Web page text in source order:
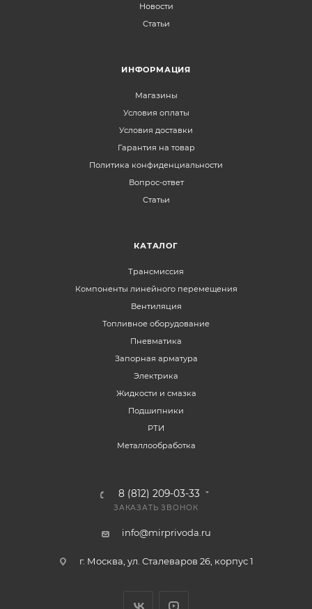
Новости
Статьи
ИНФОРМАЦИЯ
Магазины
Условия оплаты
Условия доставки
Гарантия на товар
Политика конфиденциальности
Вопрос-ответ
Статьи
КАТАЛОГ
Трансмиссия
Компоненты линейного перемещения
Вентиляция
Топливное оборудование
Пневматика
Запорная арматура
Электрика
Жидкости и смазка
Подшипники
РТИ
Металлообработка
8 (812) 209-03-33
ЗАКАЗАТЬ ЗВОНОК
info@mirprivoda.ru
г. Москва, ул. Сталеваров 26, корпус 1